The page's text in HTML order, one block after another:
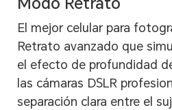
El mejor celular para
Retrato avanzado que
el efecto de profundidad
las cámaras DSLR
separación clara entre el